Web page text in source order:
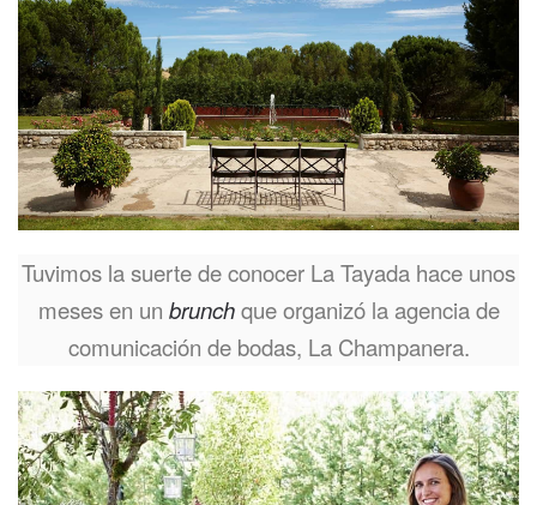
Tuvimos la suerte de conocer La Tayada hace unos
meses en un brunchque organizó la agencia de
comunicación de bodas, La Champanera.